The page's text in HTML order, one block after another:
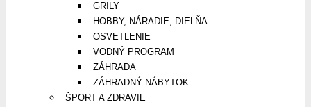
GRILY
HOBBY, NÁRADIE, DIELŇA
OSVETLENIE
VODNÝ PROGRAM
ZÁHRADA
ZÁHRADNÝ NÁBYTOK
ŠPORT A ZDRAVIE